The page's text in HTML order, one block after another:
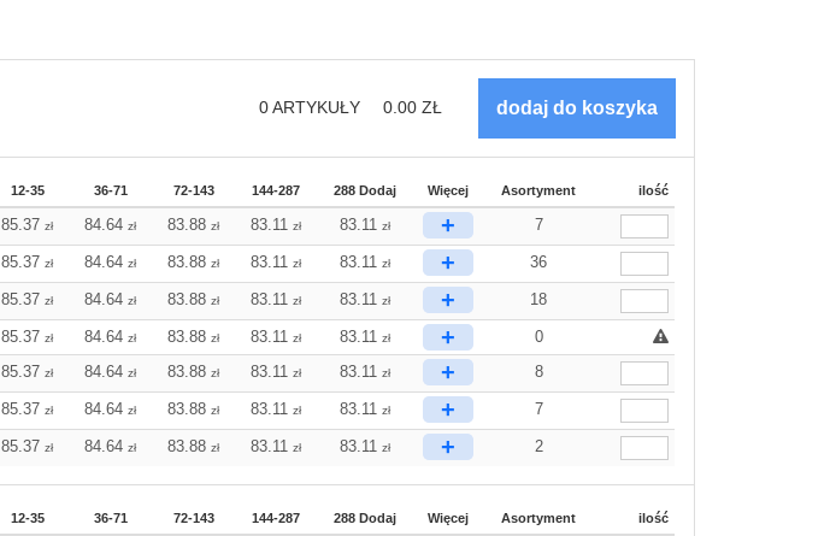
0ARTYKUŁY 0.00 ZŁ
12-35 36-71 72-143 144-287 288 Dodaj Więcej Asortyment ilość
85.37zł 84.64zł 83.88zł 83.11 zł 83.11 zł + 7
85.37zł 84.64zł 83.88zł 83.11 zł 83.11 zł + 36
85.37zł 84.64zł 83.88zł 83.11 zł 83.11 zł + 18
85.37zł 84.64zł 83.88zł 83.11 zł 83.11 zł +
0
85.37zł 84.64zł 83.88zł 83.11 zł 83.11 zł + 8
85.37zł 84.64zł 83.88zł 83.11 zł 83.11 zł + 7
85.37zł 84.64zł 83.88zł 83.11 zł 83.11 zł + 2
12-35 36-71 72-143 144-287 288 Dodaj Więcej Asortyment ilość